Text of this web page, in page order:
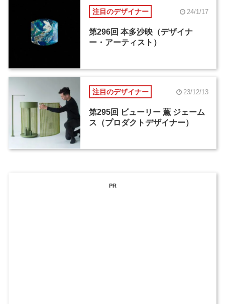
注目のデザイナー 24/1/17
第296回 本多沙映（デザイナ
ー・アーティスト）
注目のデザイナー 23/12/13
第295回 ビューリー 薫 ジェーム
ス（プロダクトデザイナー）
PR